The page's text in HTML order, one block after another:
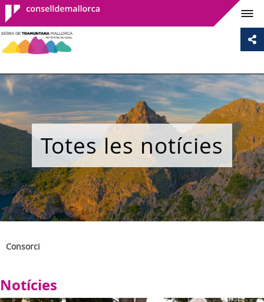
Consell de
Mallorca
Totes les notícies
Consorci
Notícies